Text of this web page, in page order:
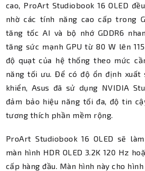
cao, ProArt Studiobook 16 OLED
nhờ các tính năng cao cấp trong
tăng tốc AI và bộ nhớ GDDR6
tăng sức mạnh GPU từ 80 W lên
độ quạt của hệ thống theo mức
năng tối ưu. Để có độ ổn định xuất
khiển, Asus đã sử dụng NVIDIA
đảm bảo hiệu năng tối đa, độ tin
tương thích phần mềm rộng.
ProArt Studiobook 16 OLED sẽ
màn hình HDR OLED 3.2K 120 Hz
cấp hàng đầu. Màn hình này cho